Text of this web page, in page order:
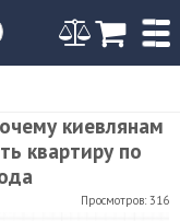
киевлянам
квартиру по
Просмотров: 316